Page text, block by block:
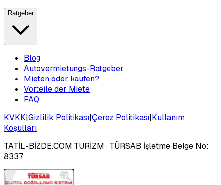
Ratgeber
Blog
Autovermietungs-Ratgeber
Mieten oder kaufen?
Vorteile der Miete
FAQ
KVKK|Gizlilik Politikası|Çerez Politikası|Kullanım
Koşulları
TATİL-BİZDE.COM TURİZM · TÜRSAB İşletme Belge No:
8337